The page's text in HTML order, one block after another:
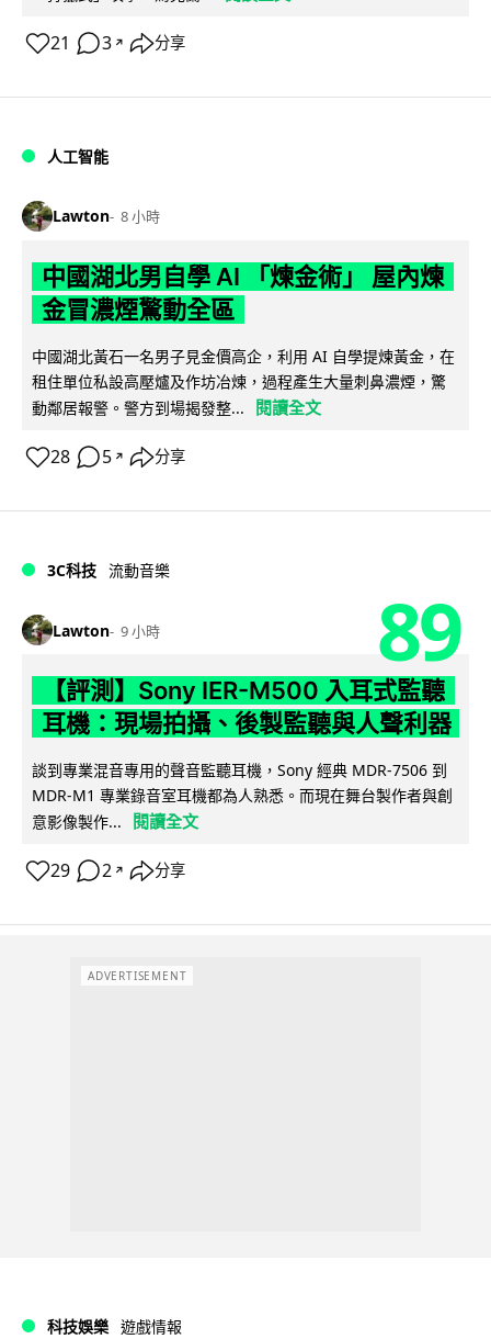
21 3 ↗ 分享
人工智能
Lawton 8 小時
中國湖北男自學 AI 「煉金術」 屋內煉
金冒濃煙驚動全區
中國湖北黃石一名男子見金價高企，利用 AI 自學提煉黃金，在
租住單位私設高壓爐及作坊冶煉，過程產生大量刺鼻濃煙，驚
動鄰居報警。警方到場揭發整...
閱讀全文
28 5 ↗ 分享
3C科技 流動音樂
Lawton 9 小時 89
【評測】Sony IER-M500 入耳式監聽
耳機：現場拍攝、後製監聽與人聲利器
談到專業混音專用的聲音監聽耳機，Sony 經典 MDR-7506 到
MDR-M1 專業錄音室耳機都為人熟悉。而現在舞台製作者與創
意影像製作...
閱讀全文
29 2 ↗ 分享
ADVERTISEMENT
科技娛樂 遊戲情報